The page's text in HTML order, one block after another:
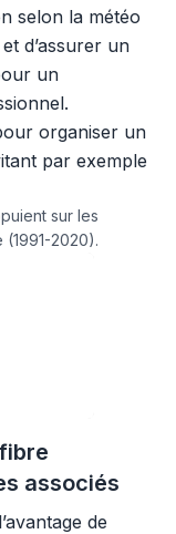
selon la météo
d’assurer un
un
organiser un
par exemple
sur les
2020).
associés
de